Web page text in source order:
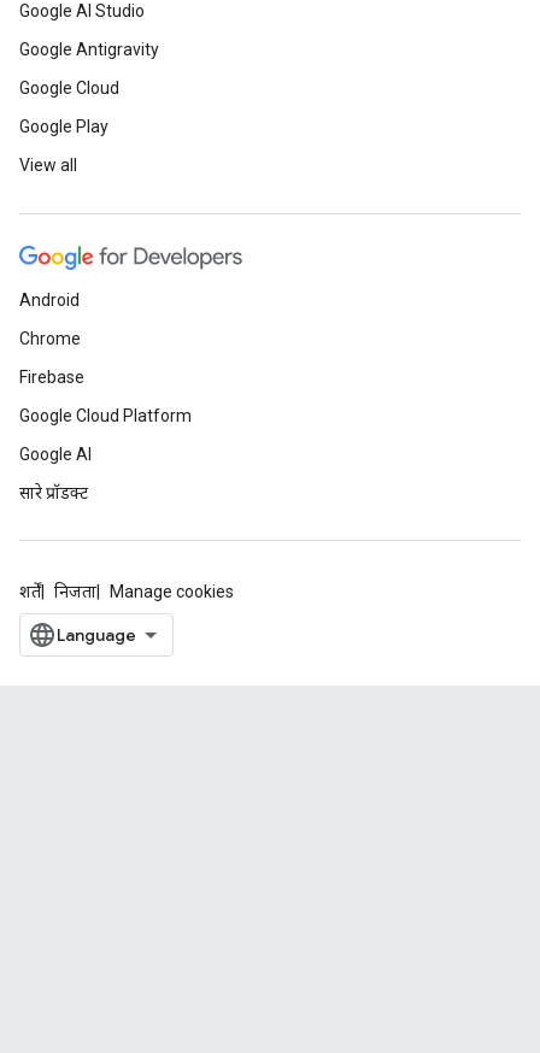
Google AI Studio
Google Antigravity
Google Cloud
Google Play
View all
Android
Chrome
Firebase
Google Cloud Platform
Google AI
सारे प्रॉडक्ट
शर्तें निजता Manage cookies